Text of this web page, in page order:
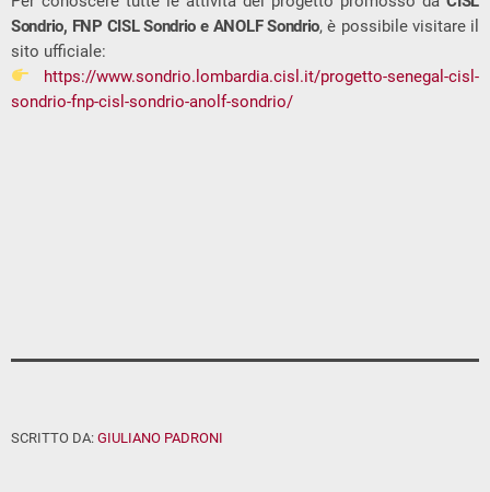
Sondrio, FNP CISL Sondrio e ANOLF Sondrio, è possibile visitare il
sito ufficiale:
https://www.sondrio.lombardia.cisl.it/progetto-senegal-cisl-
sondrio-fnp-cisl-sondrio-anolf-sondrio/
SCRITTO DA: GIULIANO PADRONI